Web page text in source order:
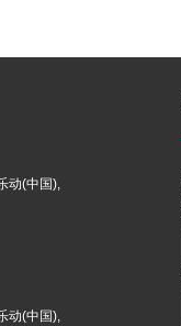
动(中国),
动(中国),